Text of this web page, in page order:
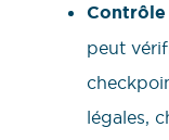
peut
légales,